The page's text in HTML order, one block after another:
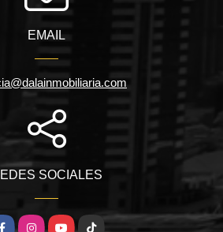
EMAIL
SOCIALES
InstagramYouTube
TikTok